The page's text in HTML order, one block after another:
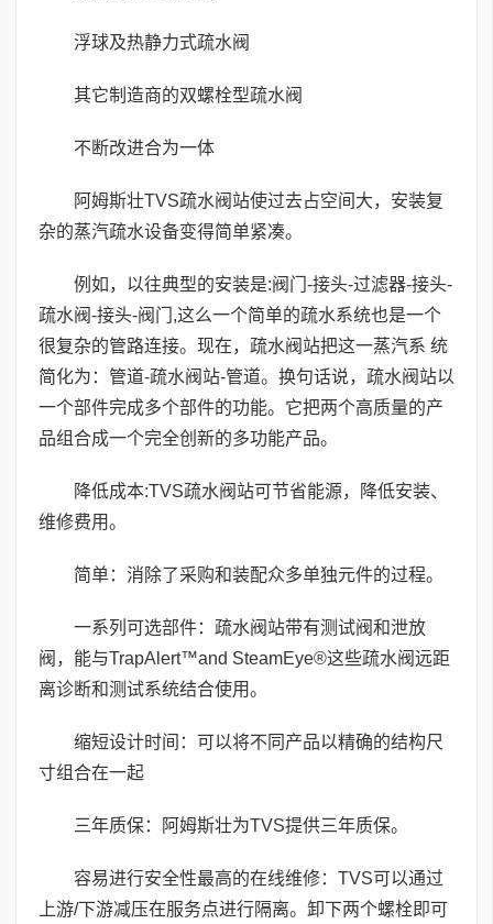
浮球及热静力式疏水阀
其它制造商的双螺栓型疏水阀
不断改进合为一体
阿姆斯壮TVS疏水阀站使过去占空间大，安装复
杂的蒸汽疏水设备变得简单紧凑。
例如，以往典型的安装是:阀门-接头-过滤器-接头-
疏水阀-接头-阀门,这么一个简单的疏水系统也是一个
很复杂的管路连接。现在，疏水阀站把这一蒸汽系 统
简化为：管道-疏水阀站-管道。换句话说，疏水阀站以
一个部件完成多个部件的功能。它把两个高质量的产
品组合成一个完全创新的多功能产品。
降低成本:TVS疏水阀站可节省能源，降低安装、
维修费用。
简单：消除了采购和装配众多单独元件的过程。
一系列可选部件：疏水阀站带有测试阀和泄放
阀，能与TrapAlert™and SteamEye®这些疏水阀远距
离诊断和测试系统结合使用。
缩短设计时间：可以将不同产品以精确的结构尺
寸组合在一起
三年质保：阿姆斯壮为TVS提供三年质保。
容易进行安全性最高的在线维修：TVS可以通过
上游/下游减压在服务点进行隔离。卸下两个螺栓即可